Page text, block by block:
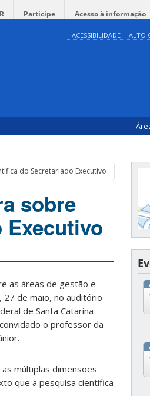
Participe Acesso à informação
ACESSIBILIDADE ALTO
do Secretariado Executivo
sobre
as áreas de gestão e
27 de maio, no auditório
de Santa Catarina
o professor da
múltiplas dimensões
que a pesquisa científica